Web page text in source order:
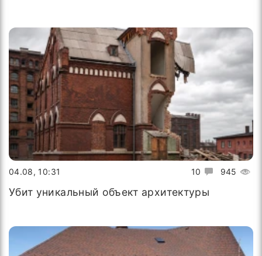
10 945
04.08, 10:31
Убит уникальный объект архитектуры